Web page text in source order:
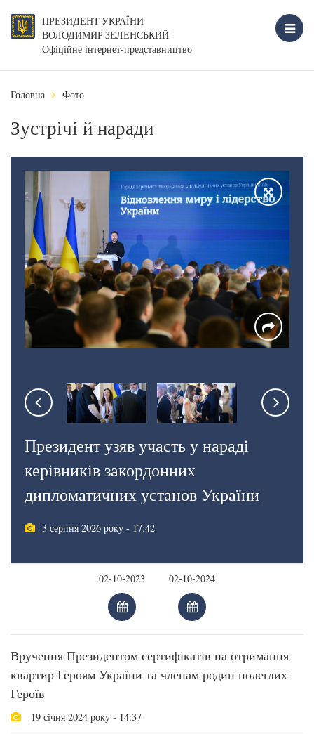
ПРЕЗИДЕНТ УКРАЇНИ
ВОЛОДИМИР ЗЕЛЕНСЬКИЙ
Офіційне інтернет-представництво
Головна Фото
Зустрічі й наради
Президент узяв участь у нараді
керівників закордонних
дипломатичних установ України
3 серпня 2026 року - 17:42
Вручення Президентом сертифікатів на отримання
квартир Героям України та членам родин полеглих
Героїв
19 січня 2024 року - 14:37